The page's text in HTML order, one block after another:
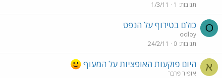
תגובות 1
1/3/11
O כולם בטירוף על הנפט
odloy
תגובות 0
24/2/11
א היום פוקעות האופציות על המעוף
אופיר פרבר